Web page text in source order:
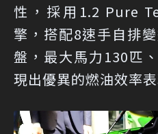
性，採用1.2 Pure
擎，搭配8速手自排
盤，最大馬力130匹
現出優異的燃油效率